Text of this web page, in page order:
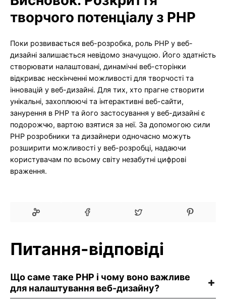
творчого потенціалу з PHP
Поки розвивається веб-розробка, роль PHP у веб-
дизайні залишається невідомо значущою. Його здатність
створювати налаштовані, динамічні веб-сторінки
відкриває нескінченні можливості для творчості та
інновацій у веб-дизайні. Для тих, хто прагне створити
унікальні, захоплюючі та інтерактивні веб-сайти,
занурення в PHP та його застосування у веб-дизайні є
подорожчю, вартою взятися за неї. За допомогою сили
PHP розробники та дизайнери одночасно можуть
розширити можливості у веб-розробці, надаючи
користувачам по всьому світу незабутні цифрові
враження.
Питання-відповіді
Що саме таке PHP і чому воно важливе
для налаштування веб-дизайну?